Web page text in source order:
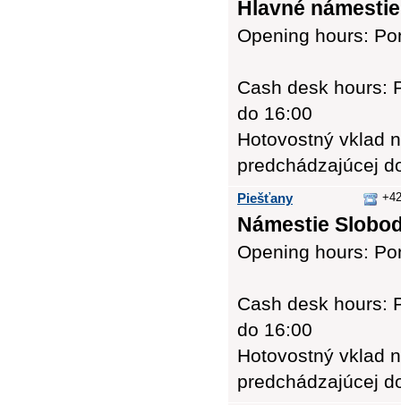
Hlavné
Opening hours:
Cash desk hours:
do 16:00
Hotovostný vklad
predchádzajúcej
Piešťany
Námestie
Opening hours:
Cash desk hours:
do 16:00
Hotovostný vklad
predchádzajúcej